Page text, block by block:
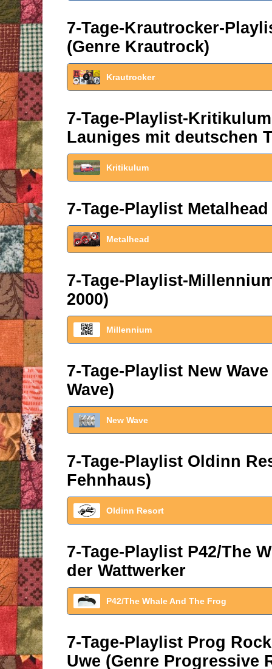
7-Tage-Krautrocker-
(Genre Krautrock)
Krautrocker
7-Tage-Playlist-
Launiges mit deutschen
Kritikulum
7-Tage-Playlist
Metalhead
7-Tage-Playlist-
2000)
Millennium
7-Tage-Playlist New
Wave)
New Wave
7-Tage-Playlist Oldinn
Fehnhaus)
Oldinn Resort
7-Tage-Playlist P42/The
der Wattwerker
P42/The Whale And The Frog
7-Tage-Playlist Prog
Uwe (Genre Progressive